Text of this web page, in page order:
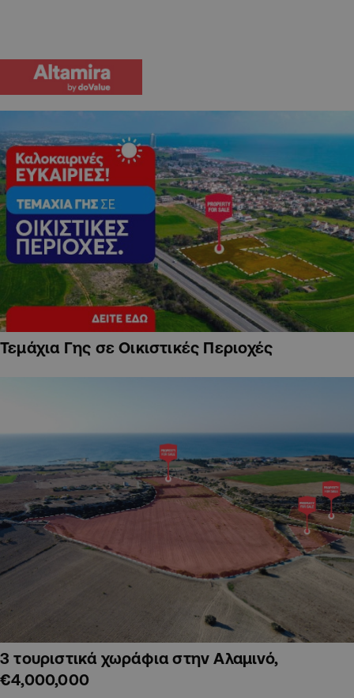
Τεμάχια Γης σε Οικιστικές Περιοχές
3 τουριστικά χωράφια στην Αλαμινό,
€4,000,000